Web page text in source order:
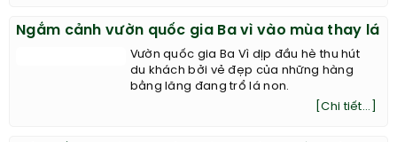
Ngắm cảnh vườn quốc gia Ba vì vào mùa thay lá
Vườn quốc gia Ba Vì dịp đầu hè thu hút